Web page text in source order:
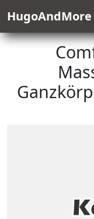
HugoAndMore